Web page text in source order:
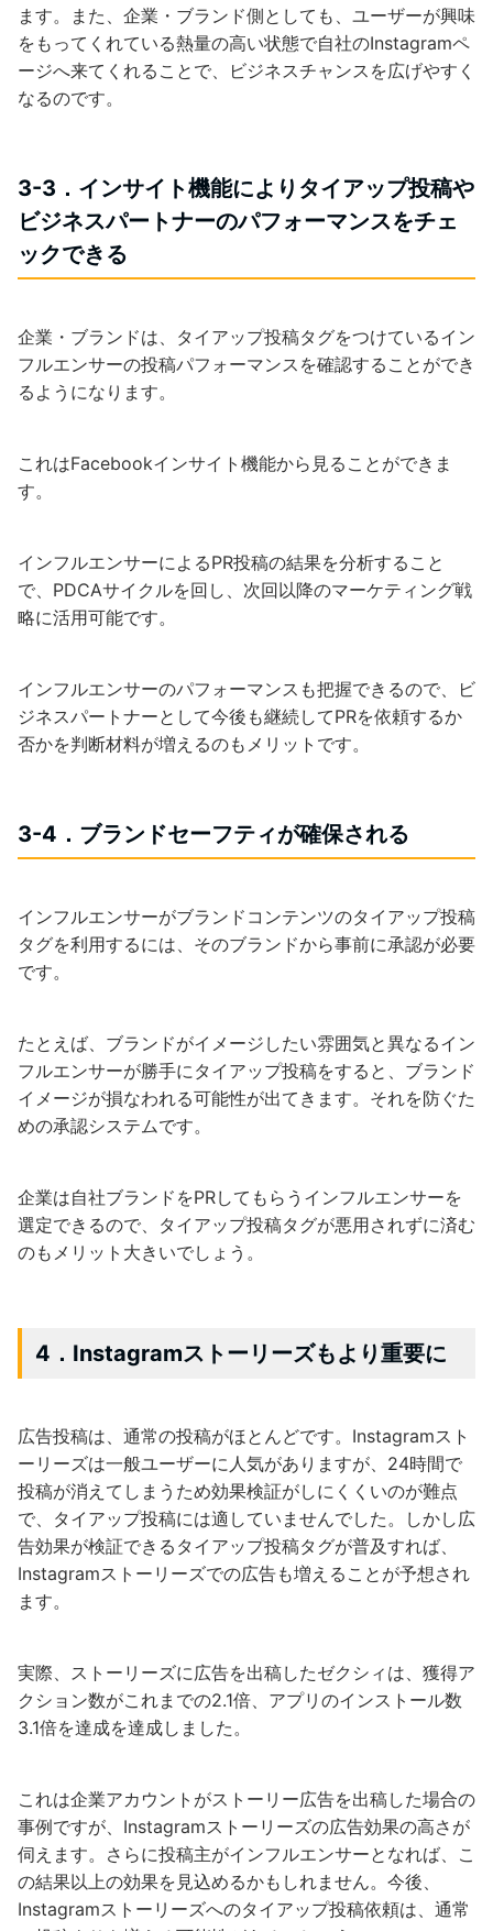
ます。また、企業・ブランド側としても、ユーザーが興味
をもってくれている熱量の高い状態で自社のInstagramペ
ージへ来てくれることで、ビジネスチャンスを広げやすく
なるのです。
3-3．インサイト機能によりタイアップ投稿や
ビジネスパートナーのパフォーマンスをチェ
ックできる
企業・ブランドは、タイアップ投稿タグをつけているイン
フルエンサーの投稿パフォーマンスを確認することができ
るようになります。
これはFacebookインサイト機能から見ることができま
す。
インフルエンサーによるPR投稿の結果を分析すること
で、PDCAサイクルを回し、次回以降のマーケティング戦
略に活用可能です。
インフルエンサーのパフォーマンスも把握できるので、ビ
ジネスパートナーとして今後も継続してPRを依頼するか
否かを判断材料が増えるのもメリットです。
3-4．ブランドセーフティが確保される
インフルエンサーがブランドコンテンツのタイアップ投稿
タグを利用するには、そのブランドから事前に承認が必要
です。
たとえば、ブランドがイメージしたい雰囲気と異なるイン
フルエンサーが勝手にタイアップ投稿をすると、ブランド
イメージが損なわれる可能性が出てきます。それを防ぐた
めの承認システムです。
企業は自社ブランドをPRしてもらうインフルエンサーを
選定できるので、タイアップ投稿タグが悪用されずに済む
のもメリット大きいでしょう。
4．Instagramストーリーズもより重要に
広告投稿は、通常の投稿がほとんどです。Instagramスト
ーリーズは一般ユーザーに人気がありますが、24時間で
投稿が消えてしまうため効果検証がしにくくいのが難点
で、タイアップ投稿には適していませんでした。しかし広
告効果が検証できるタイアップ投稿タグが普及すれば、
Instagramストーリーズでの広告も増えることが予想され
ます。
実際、ストーリーズに広告を出稿したゼクシィは、獲得ア
クション数がこれまでの2.1倍、アプリのインストール数
3.1倍を達成を達成しました。
これは企業アカウントがストーリー広告を出稿した場合の
事例ですが、Instagramストーリーズの広告効果の高さが
伺えます。さらに投稿主がインフルエンサーとなれば、こ
の結果以上の効果を見込めるかもしれません。今後、
Instagramストーリーズへのタイアップ投稿依頼は、通常